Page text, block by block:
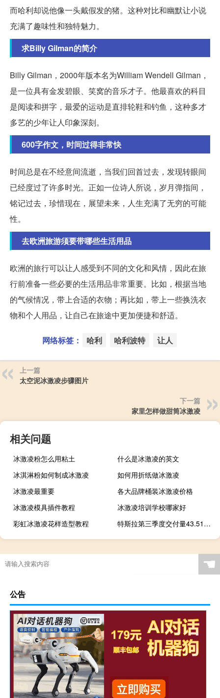
而哈利却说他像一头戴假发的猪。这种对比和幽默让小说
充满了趣味性和独特魅力。
求Billy Gilman的简介
Billy Gilman，2000年版本名为William Wendell Gilman，
是一位具有金发碧眼、笑窝的音乐才子。他最喜欢的科目
是阅读和拼字，最爱的运动是直排轮鞋和钓鱼，这种多才
多艺的少年让人印象深刻。
600字作文，时间过得非常快
时间总是在不经意间流逝，当我们回首过去，发现转眼间
已经度过了许多时光。正如一位诗人所说，岁月弹指间，
铭记过去，珍惜现在，展望未来，人生充满了无穷的可能
性。
去欧洲旅游须要带哪些生活用品
欧洲的旅行可以让人感受到不同的文化和风情，因此在旅
行前准备一些必要的生活用品非常重要。比如，根据当地
的气候情况，带上合适的衣物；再比如，带上一些换洗衣
物和个人用品，让自己在旅途中更加便捷和舒适。
网络标签： 哈利 哈利波特 让人
上一篇
太空泥冰激凌步骤图片
下一篇
家里怎样做甜筒冰激凌
相关问题
冰激凌粉怎么用粘土
什么是冰激凌的英文
冰淇淋粉如何制成冰激凌
如何用折纸做冰激凌
冰激凌最重要
各大品牌桶装冰激凌价格
冰激凌模具插件教程
冰激凌培训学校哪家好
彩虹冰激凌花样造型教程
特斯拉第三季度交付量43.51万低于预期 仍维持2023年180万辆销量目标
☚
公告